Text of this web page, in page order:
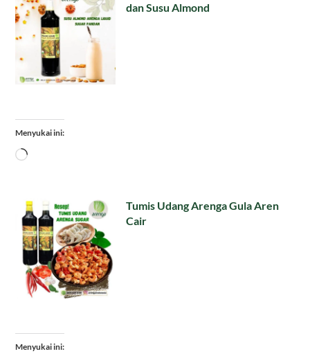
dan Susu Almond
Menyukai ini:
Memuat...
Tumis Udang Arenga Gula Aren
Cair
Menyukai ini: